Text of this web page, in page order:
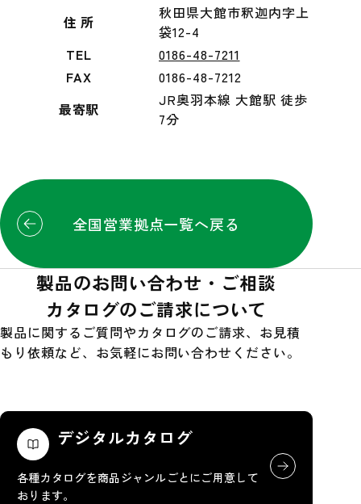
住 所
秋田県大館市釈迦内字上
袋12-4
TEL
0186-48-7211
FAX
0186-48-7212
最寄駅
JR奥羽本線 大館駅 徒歩
7分
全国営業拠点一覧へ戻る
製品のお問い合わせ・ご相談
カタログのご請求について
製品に関するご質問やカタログのご請求、お見積
もり依頼など、お気軽にお問い合わせください。
デジタルカタログ
各種カタログを商品ジャンルごとにご用意して
おります。